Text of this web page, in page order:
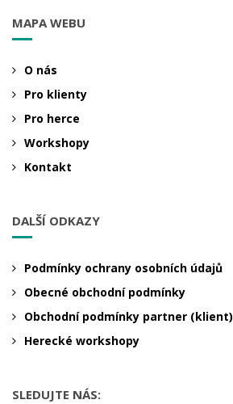
MAPA WEBU
O nás
Pro klienty
Pro herce
Workshopy
Kontakt
DALŠÍ ODKAZY
Podmínky ochrany osobních údajů
Obecné obchodní podmínky
Obchodní podmínky partner (klient)
Herecké workshopy
SLEDUJTE NÁS: